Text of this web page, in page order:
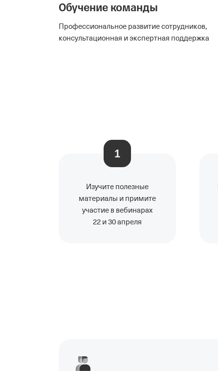
Обучение команды
Профессиональное развитие сотрудников,
консультационная и экспертная поддержка
1
Изучите полезные
материалы и примите
участие в вебинарах
22 и 30 апреля